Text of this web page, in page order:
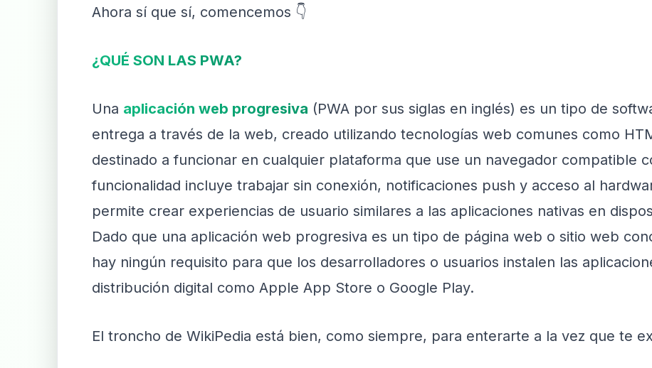
Ahora sí que sí, comencemos 👇
¿QUÉ SON LAS PWA?
Una aplicación web progresiva (PWA por sus siglas en inglés) es un tipo de
entrega a través de la web, creado utilizando tecnologías web comunes como
destinado a funcionar en cualquier plataforma que use un navegador compatible
funcionalidad incluye trabajar sin conexión, notificaciones push y acceso al
permite crear experiencias de usuario similares a las aplicaciones nativas en
Dado que una aplicación web progresiva es un tipo de página web o sitio web
hay ningún requisito para que los desarrolladores o usuarios instalen las
distribución digital como Apple App Store o Google Play.
El troncho de WikiPedia está bien, como siempre, para enterarte a la vez que te